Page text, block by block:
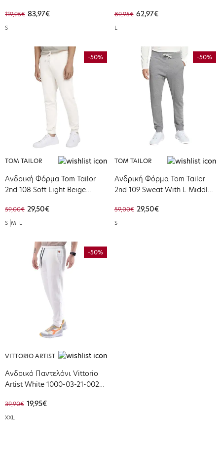
119,95€ 83,97€
S
89,95€ 62,97€
L
-50%
TOM TAILOR
Ανδρική Φόρμα Tom Tailor
2nd 108 Soft Light Beige
59,00€ 29,50€
S M L
-50%
TOM TAILOR
Ανδρική Φόρμα Tom Tailor
2nd 109 Sweat With L Middle
59,00€ 29,50€
S
-50%
VITTORIO ARTIST
Ανδρικό Παντελόνι Vittorio
Artist White 1000-03-21-002-
39,90€ 19,95€
XXL